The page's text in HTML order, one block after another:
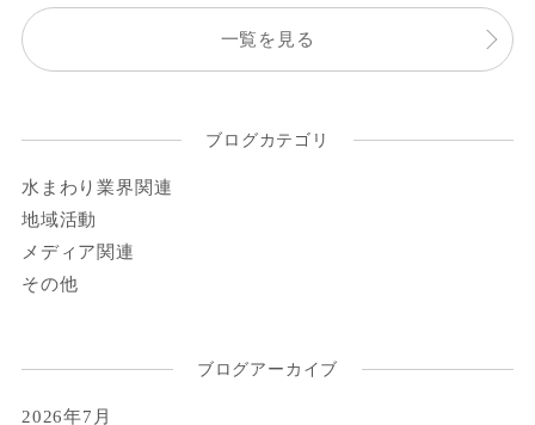
一覧を見る
ブログカテゴリ
水まわり業界関連
地域活動
メディア関連
その他
ブログアーカイブ
2026年7月